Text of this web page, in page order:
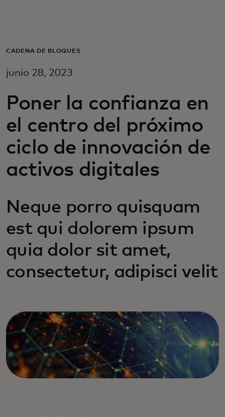
Para empresas
Para innovadores
Noticias y tendencias
CADENA DE BLOQUES
junio 28, 2023
Poner la confianza en
el centro del próximo
ciclo de innovación de
activos digitales
Neque porro quisquam
est qui dolorem ipsum
quia dolor sit amet,
consectetur, adipisci velit